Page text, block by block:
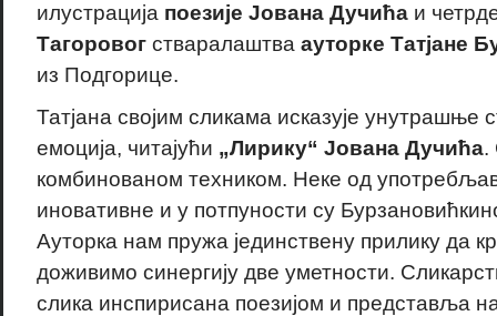
илустрација поезије Јована Дучића и
Тагоровогстваралаштва ауторке Татјане
из Подгорице.
Татјана својим сликама исказује унутрашње
емоција, читајући „Лирику“ Јована Дучића.
комбинованом техником. Неке од
иновативне и у потпуности су
Ауторка нам пружа јединствену прилику да
доживимо синергију две уметности.
слика инспирисана поезијом и представља